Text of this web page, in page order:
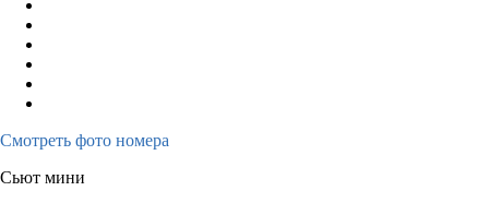
Смотреть фото номера
Сьют мини